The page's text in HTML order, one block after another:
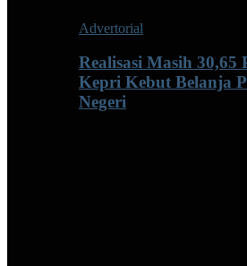
Advertorial
Realisasi Masih 30,65
Kepri Kebut Belanja
Negeri